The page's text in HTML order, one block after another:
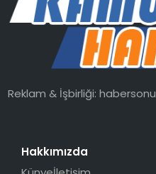
Reklam & İşbirliği:
Hakkımızda